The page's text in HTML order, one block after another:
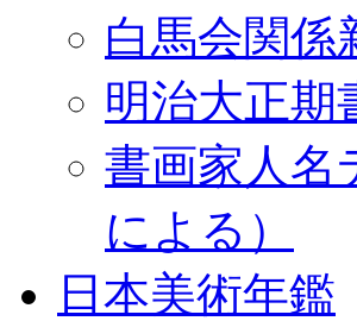
白馬会関係
明治大正期
書画家人名
による）
日本美術年鑑